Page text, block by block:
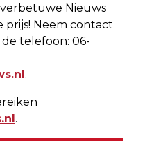
Nieuws
Neem contact
de telefoon: 06-
.
.